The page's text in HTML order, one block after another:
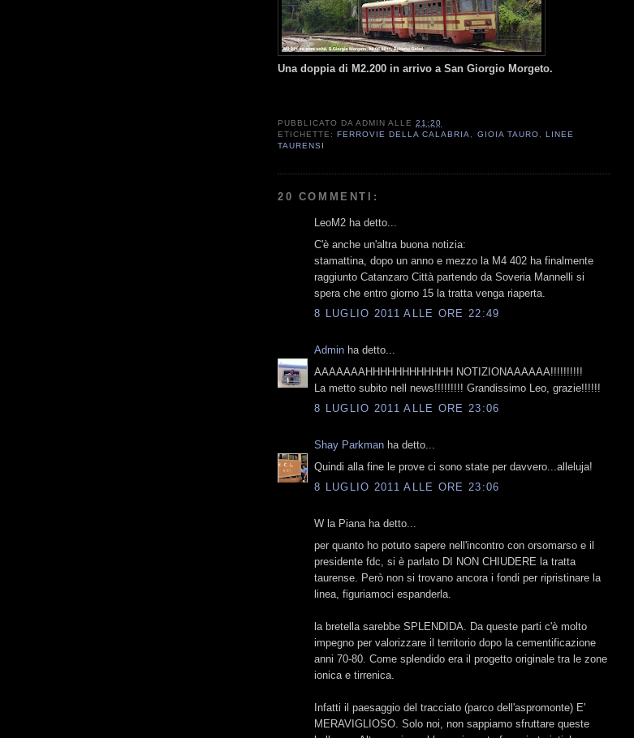
Una doppia di M2.200 in arrivo a San Giorgio Morgeto.
PUBBLICATO DAADMIN ALLE21:20
ETICHETTE:FERROVIE DELLA CALABRIA GIOIA TAURO
LINEE
TAURENSI
20 COMMENTI:
LeoM2 ha detto...
C'è anche un'altra buona notizia:
stamattina, dopo un anno e mezzo la M4 402 ha finalmente
raggiunto Catanzaro Città partendo da Soveria Mannelli si
spera che entro giorno 15 la tratta venga riaperta.
8 LUGLIO 2011 ALLE ORE 22:49
Admin ha detto...
AAAAAAAHHHHHHHHHHHH NOTIZIONAAAAAA!!!!!!!!!!
La metto subito nell news!!!!!!!!! Grandissimo Leo, grazie!!!!!!
8 LUGLIO 2011 ALLE ORE 23:06
Shay Parkman ha detto...
Quindi alla fine le prove ci sono state per davvero...alleluja!
8 LUGLIO 2011 ALLE ORE 23:06
W la Piana ha detto...
per quanto ho potuto sapere nell'incontro con orsomarso e il
presidente fdc, si è parlato DI NON CHIUDERE la tratta
taurense. Però non si trovano ancora i fondi per ripristinare la
linea, figuriamoci espanderla.
la bretella sarebbe SPLENDIDA. Da queste parti c'è molto
impegno per valorizzare il territorio dopo la cementificazione
anni 70-80. Come splendido era il progetto originale tra le zone
ionica e tirrenica.
Infatti il paesaggio del tracciato (parco dell'aspromonte) E'
MERAVIGLIOSO. Solo noi, non sappiamo sfruttare queste